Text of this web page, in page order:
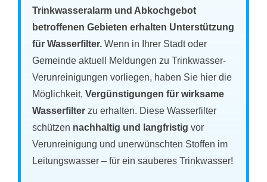
Trinkwasseralarm und Abkochgebot
betroffenen Gebieten erhalten Unterstützung
für Wasserfilter.Wenn in Ihrer Stadt oder
Gemeinde aktuell Meldungen zu Trinkwasser-
Verunreinigungen vorliegen, haben Sie hier die
Möglichkeit,Vergünstigungen für wirksame
Wasserfilterzu erhalten. Diese Wasserfilter
schützen nachhaltig und langfristig vor
Verunreinigung und unerwünschten Stoffen im
Leitungswasser – für ein sauberes Trinkwasser!